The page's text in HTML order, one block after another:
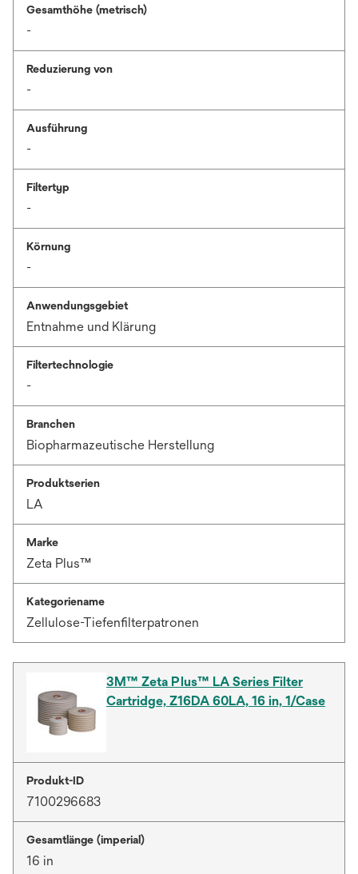
Gesamthöhe (metrisch)
-
Reduzierung von
-
Ausführung
-
Filtertyp
-
Körnung
-
Anwendungsgebiet
Entnahme und Klärung
Filtertechnologie
-
Branchen
Biopharmazeutische Herstellung
Produktserien
LA
Marke
Zeta Plus™
Kategoriename
Zellulose-Tiefenfilterpatronen
3M™ Zeta Plus™ LA Series Filter
Cartridge, Z16DA 60LA, 16 in, 1/Case
Produkt-ID
7100296683
Gesamtlänge (imperial)
16 in